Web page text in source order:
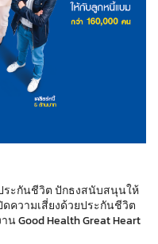
ประกันชีวิต ปักธงสนับสนุนให้
ความเสี่ยงด้วยประกันชีวิต
Good Health Great Heart